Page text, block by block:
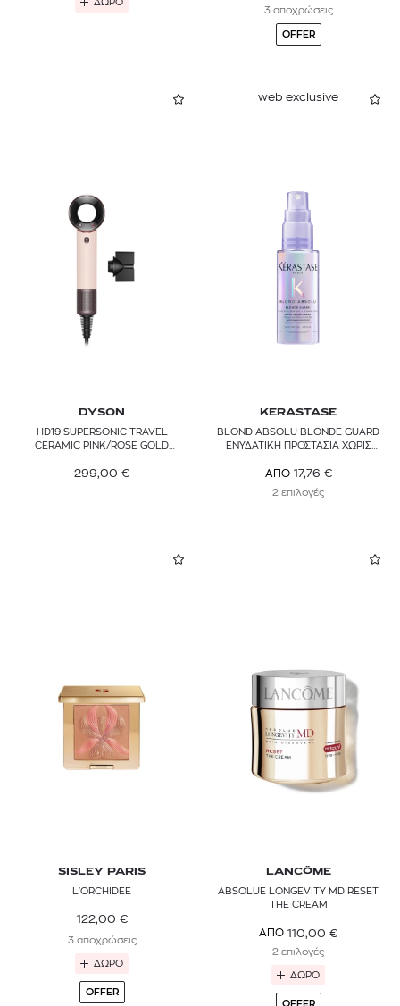
ΔΩΡΟ
3 αποχρώσεις
OFFER
DYSON
HD19 SUPERSONIC TRAVEL
CERAMIC PINK/ROSE GOLD
299,00 €
web exclusive
KERASTASE
BLOND ABSOLU BLONDE GUARD
ΕΝΥΔΑΤΙΚΗ ΠΡΟΣΤΑΣΙΑ ΧΩΡΙΣ
ΑΠΟ 17,76 €
2 επιλογές
SISLEY PARIS
L'ORCHIDEE
122,00 €
3 αποχρώσεις
ΔΩΡΟ
OFFER
LANCÔME
ABSOLUE LONGEVITY MD RESET
THE CREAM
ΑΠΟ 110,00 €
2 επιλογές
ΔΩΡΟ
OFFER